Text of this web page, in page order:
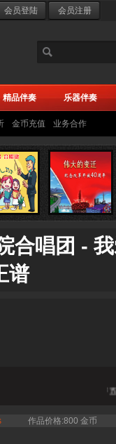
精品伴奏 乐器伴奏
金币充值 业务合作
合唱团 -
谱
律伴奏 女声合唱简谱钢琴五
作品价格:800 金币